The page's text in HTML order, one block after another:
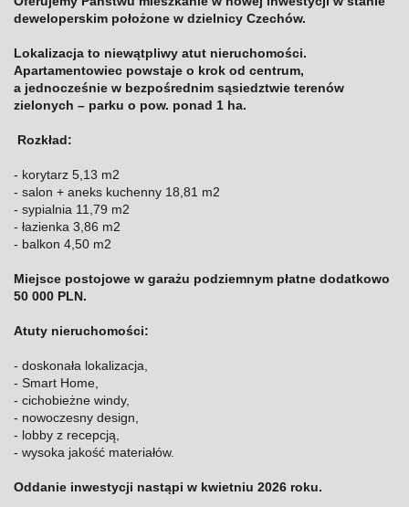
deweloperskim położone w dzielnicy Czechów.
Lokalizacja to niewątpliwy atut nieruchomości.
Apartamentowiec powstaje o krok od centrum,
a jednocześnie w bezpośrednim sąsiedztwie terenów
zielonych – parku o pow. ponad 1 ha.
Rozkład:
- korytarz 5,13 m2
- salon + aneks kuchenny 18,81 m2
- sypialnia 11,79 m2
- łazienka 3,86 m2
- balkon 4,50 m2
Miejsce postojowe w garażu podziemnym płatne dodatkowo
50 000 PLN.
Atuty nieruchomości:
- doskonała lokalizacja,
- Smart Home,
- cichobieżne windy,
- nowoczesny design,
- lobby z recepcją,
- wysoka jakość materiałów.
Oddanie inwestycji nastąpi w kwietniu 2026 roku.